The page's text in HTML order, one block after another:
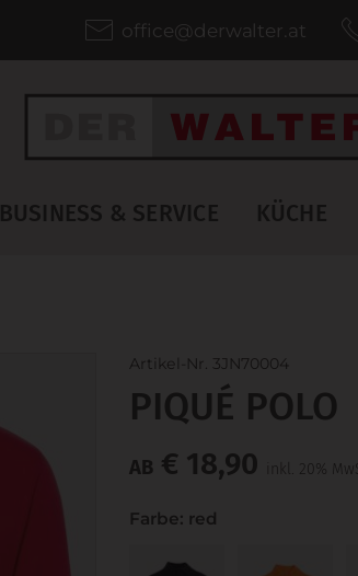
office@derwalter.at
BUSINESS & SERVICE KÜCHE
Artikel-Nr. 3JN70004
PIQUÉ POLO
AB € 18,90 inkl. 20%
Farbe: red